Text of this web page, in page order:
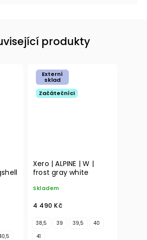
produkty
Externí
sklad
Začátečníci
Xero | ALPINE | W |
frost gray white
Skladem
4 490 Kč
38,5 39 39,5 40
41